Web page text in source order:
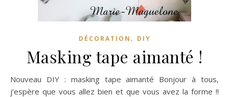
DÉCORATION , DIY
Masking tape aimanté !
Nouveau DIY : masking tape aimanté Bonjour à tous,
j’espère que vous allez bien et que vous avez la forme !!